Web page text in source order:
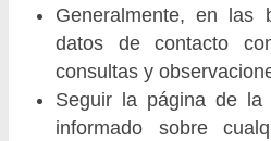
Generalmente, en las
datos de contacto
consultas y
Seguir la página de la
informado sobre